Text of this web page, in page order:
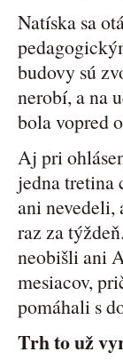
Natíska sa
budovy sú
nerobí, a na
bola vopred
Aj pri
jedna tretina
ani
raz za
neobišli ani
mesiacov,
pomáhali s
Trh to už